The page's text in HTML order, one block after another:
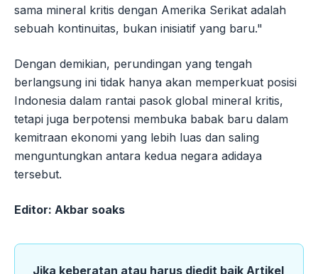
sama mineral kritis dengan Amerika Serikat adalah
sebuah kontinuitas, bukan inisiatif yang baru."
Dengan demikian, perundingan yang tengah
berlangsung ini tidak hanya akan memperkuat posisi
Indonesia dalam rantai pasok global mineral kritis,
tetapi juga berpotensi membuka babak baru dalam
kemitraan ekonomi yang lebih luas dan saling
menguntungkan antara kedua negara adidaya
tersebut.
Editor: Akbar soaks
Jika keberatan atau harus diedit baik Artikel